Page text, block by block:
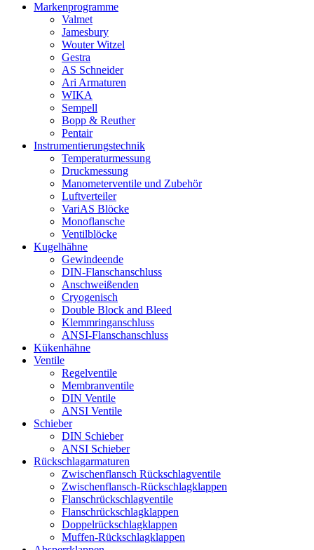
Markenprogramme
Valmet
Jamesbury
Wouter Witzel
Gestra
AS Schneider
Ari Armaturen
WIKA
Sempell
Bopp & Reuther
Pentair
Instrumentierungs­technik
Temperaturmessung
Druckmessung
Manometerventile und Zubehör
Luftverteiler
VariAS Blöcke
Monoflansche
Ventilblöcke
Kugelhähne
Gewindeende
DIN-Flanschanschluss
Anschweißenden
Cryogenisch
Double Block and Bleed
Klemmringanschluss
ANSI-Flanschanschluss
Kükenhähne
Ventile
Regelventile
Membranventile
DIN Ventile
ANSI Ventile
Schieber
DIN Schieber
ANSI Schieber
Rückschlag­armaturen
Zwischenflansch Rückschlagventile
Zwischenflansch-Rückschlagklappen
Flanschrückschlagventile
Flanschrückschlagklappen
Doppelrückschlagklappen
Muffen-Rückschlagklappen